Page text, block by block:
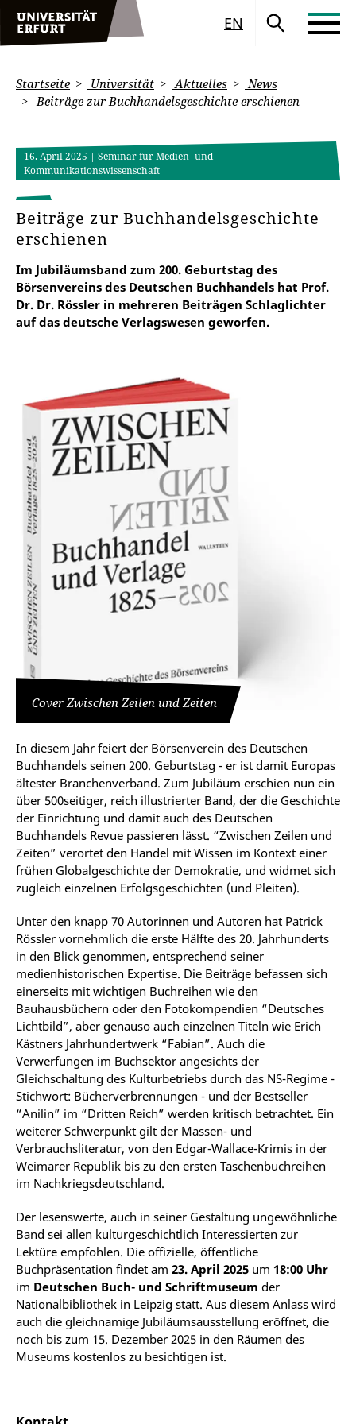
EN
Startseite Universität Aktuelles
News
Beiträge zur Buchhandelsgeschichte erschienen
16. April 2025 | Seminar für Medien- und
Kommunikationswissenschaft
Beiträge zur Buchhandelsgeschichte
erschienen
Im Jubiläumsband zum 200. Geburtstag des
Börsenvereins des Deutschen Buchhandels hat Prof.
Dr. Dr. Rössler in mehreren Beiträgen Schlaglichter
auf das deutsche Verlagswesen geworfen.
Cover Zwischen Zeilen und Zeiten
In diesem Jahr feiert der Börsenverein des Deutschen
Buchhandels seinen 200. Geburtstag - er ist damit Europas
ältester Branchenverband. Zum Jubiläum erschien nun ein
über 500seitiger, reich illustrierter Band, der die Geschichte
der Einrichtung und damit auch des Deutschen
Buchhandels Revue passieren lässt. “Zwischen Zeilen und
Zeiten” verortet den Handel mit Wissen im Kontext einer
frühen Globalgeschichte der Demokratie, und widmet sich
zugleich einzelnen Erfolgsgeschichten (und Pleiten).
Unter den knapp 70 Autorinnen und Autoren hat Patrick
Rössler vornehmlich die erste Hälfte des 20. Jahrhunderts
in den Blick genommen, entsprechend seiner
medienhistorischen Expertise. Die Beiträge befassen sich
einerseits mit wichtigen Buchreihen wie den
Bauhausbüchern oder den Fotokompendien “Deutsches
Lichtbild”, aber genauso auch einzelnen Titeln wie Erich
Kästners Jahrhundertwerk “Fabian”. Auch die
Verwerfungen im Buchsektor angesichts der
Gleichschaltung des Kulturbetriebs durch das NS-Regime -
Stichwort: Bücherverbrennungen - und der Bestseller
“Anilin” im “Dritten Reich” werden kritisch betrachtet. Ein
weiterer Schwerpunkt gilt der Massen- und
Verbrauchsliteratur, von den Edgar-Wallace-Krimis in der
Weimarer Republik bis zu den ersten Taschenbuchreihen
im Nachkriegsdeutschland.
Der lesenswerte, auch in seiner Gestaltung ungewöhnliche
Band sei allen kulturgeschichtlich Interessierten zur
Lektüre empfohlen. Die offizielle, öffentliche
Buchpräsentation findet am 23. April 2025 um 18:00 Uhr
im Deutschen Buch- und Schriftmuseum der
Nationalbibliothek in Leipzig statt. Aus diesem Anlass wird
auch die gleichnamige Jubiläumsausstellung eröffnet, die
noch bis zum 15. Dezember 2025 in den Räumen des
Museums kostenlos zu besichtigen ist.